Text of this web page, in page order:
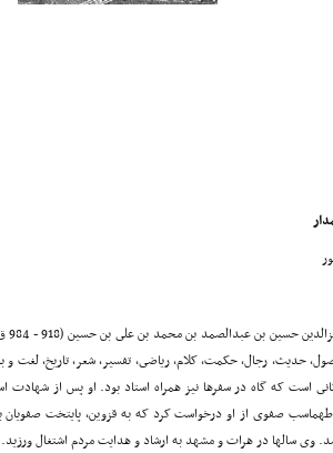
حدیث، رجال، حکمت، کلام، ریاضى، تفسیر، شعر، تاریخ، لغت
است که گاه در سفرها نیز همراه استاد بود. او پس از شهادت
صفوى از او درخواست کرد که به قزوین، پایتخت صفویان
وى سالها در هرات و مشهد به ارشاد و هدایت مردم اشتغال ورزید.